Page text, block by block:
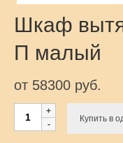
Шкаф
П малый
от 58300 руб.
Количество
товара
Купить в